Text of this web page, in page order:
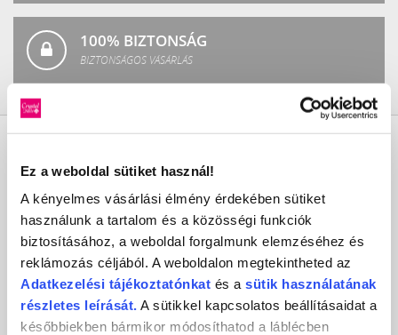
Ez a weboldal sütiket használ!
A kényelmes vásárlási élmény érdekében sütiket
használunk a tartalom és a közösségi funkciók
biztosításához, a weboldal forgalmunk elemzéséhez és
reklámozás céljából. A weboldalon megtekintheted az
Adatkezelési tájékoztatónkat és a sütik használatának
részletes leírását. A sütikkel kapcsolatos beállításaidat a
későbbiekben bármikor módosíthatod a láblécben
100% BIZTONSÁG
BIZTONSÁGOS VÁSÁRLÁS
Crystal
Nails
CosmoPro
Kft.
Crystal Nails
CosmoPro Kft.
1085
Hungary
+36 1 / 334 1924